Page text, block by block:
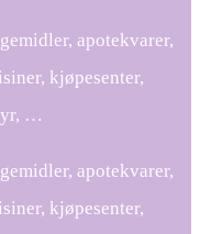
apotekvarer,
kjøpesenter,
…
apotekvarer,
kjøpesenter,